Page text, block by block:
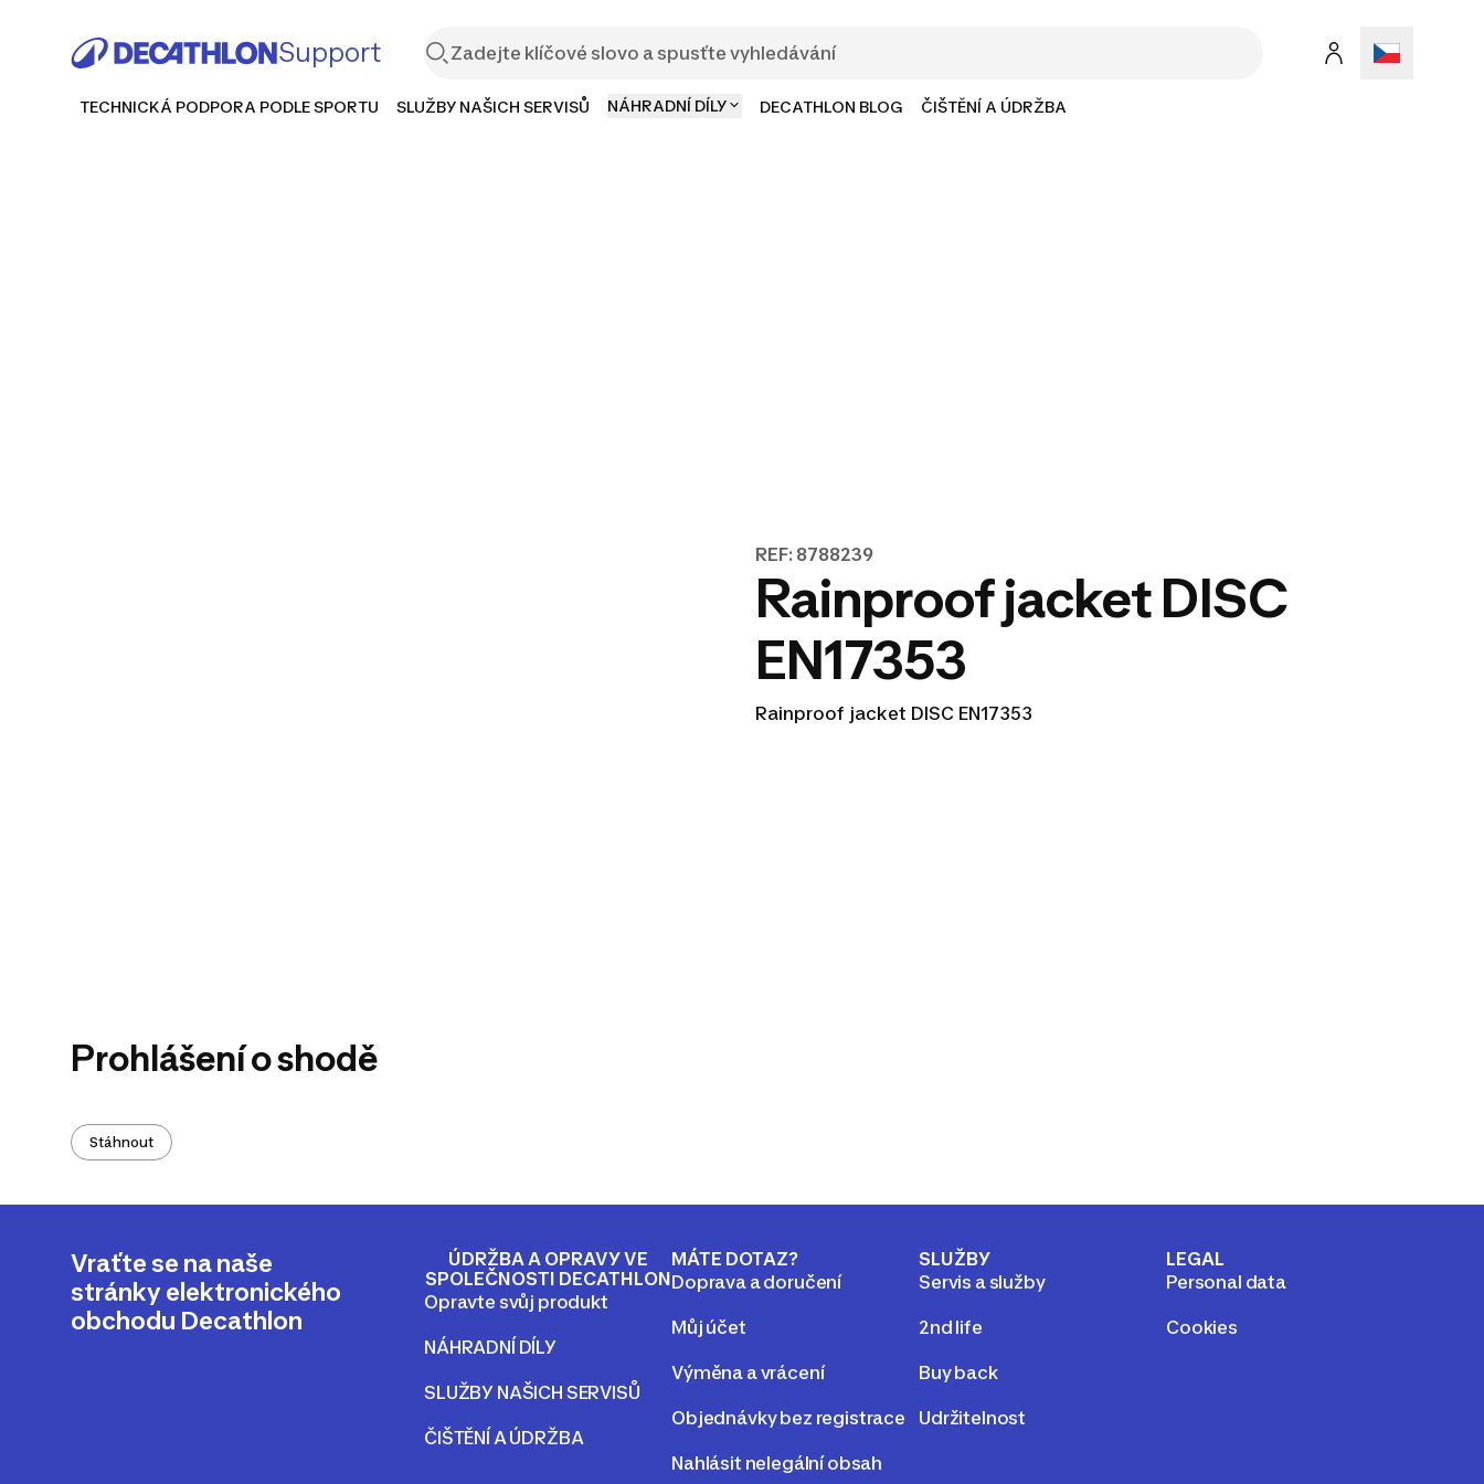
Support
TECHNICKÁ PODPORA PODLE SPORTU SLUŽBY NAŠICH SERVISŮ NÁHRADNÍ DÍLY DECATHLON BLOG ČIŠTĚNÍ A ÚDRŽBA
REF: 8788239
Rainproof jacket DISC
EN17353
Rainproof jacket DISC EN17353
Prohlášení o shodě
Stáhnout
Vraťte se na naše
stránky elektronického
obchodu Decathlon
ÚDRŽBA A OPRAVY VE
SPOLEČNOSTI DECATHLON
Opravte svůj produkt
NÁHRADNÍ DÍLY
SLUŽBY NAŠICH SERVISŮ
ČIŠTĚNÍ A ÚDRŽBA
MÁTE DOTAZ?
Doprava a doručení
Můj účet
Výměna a vrácení
Objednávky bez registrace
Nahlásit nelegální obsah
SLUŽBY
Servis a služby
2nd life
Buy back
Udržitelnost
LEGAL
Personal data
Cookies